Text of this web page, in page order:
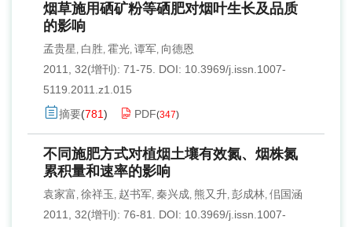
烟草施用硒矿粉等硒肥对烟叶生长及品质
的影响
孟贵星, 白胜, 霍光, 谭军, 向德恩
2011, 32(增刊): 71-75.
DOI: 10.3969/j.issn.1007-
5119.2011.z1.015
摘要(781) PDF(347)
不同施肥方式对植烟土壤有效氮、烟株氮
累积量和速率的影响
袁家富, 徐祥玉 , 赵书军, 秦兴成, 熊又升, 彭成林, 佀国涵
2011, 32(增刊): 76-81.
DOI: 10.3969/j.issn.1007-